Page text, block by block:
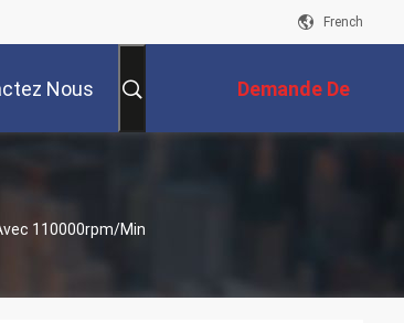
French
Nous Demande De
Soumission
110000rpm/Min